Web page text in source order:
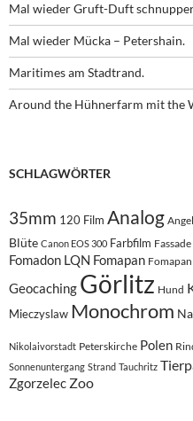
Mal wieder Gruft-Duft
Mal wieder Mücka – Petershain.
Maritimes am Stadtrand.
Around the Hühnerfarm mit the
SCHLAGWÖRTER
35mm 120 Film Analog
Blüte Canon EOS 300 Farbfilm Fassade
Fomadon LQN Fomapan
Geocaching Görlitz Hund
Mieczyslaw Monochrom
Nikolaivorstadt Peterskirche Polen
Sonnenuntergang Strand Tauchritz
Zgorzelec Zoo